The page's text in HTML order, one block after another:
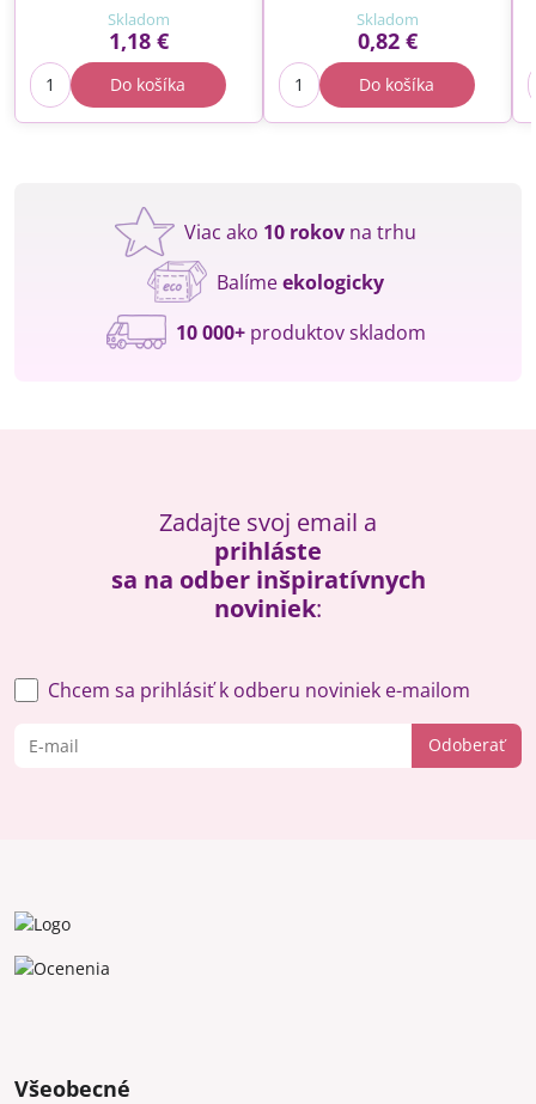
Skladom
1,18 €
Do košíka
Skladom
0,82 €
Do košíka
Viac ako 10 rokov na trhu
Balímeekologicky
10 000+produktov skladom
Zadajte svoj email a
prihláste
sa na odber inšpiratívnych
noviniek:
Odoberať
Chcem sa prihlásiť k odberu noviniek e-mailom
Všeobecné